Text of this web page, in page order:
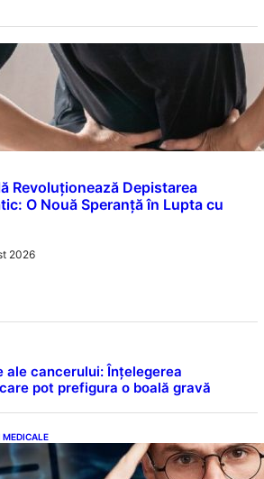
Revoluționează Depistarea
O Nouă Speranță în Lupta cu
2026
ale cancerului: Înțelegerea
pot prefigura o boală gravă
MEDICALE
dincolo de note: Semnele unui IQ
care nu țin de școală